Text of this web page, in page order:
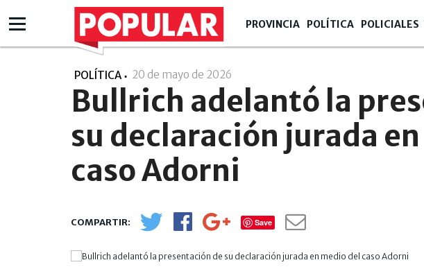
PROVINCIA POLÍTICA POLICIALES
POLÍTICA 20 de mayo de 2026
Bullrich adelantó la
su declaración jurada en
caso Adorni
Save